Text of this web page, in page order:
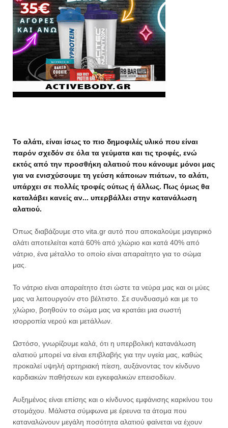
Το αλάτι, είναι ίσως το πιο δημοφιλές υλικό που είναι
παρόν σχεδόν σε όλα τα γεύματα και τις τροφές, ενώ
εκτός από την προσθήκη αλατιού που κάνουμε μόνοι μας
για να ενισχύσουμε τη γεύση κάποιων πιάτων, το αλάτι,
υπάρχει σε πολλές τροφές ούτως ή άλλως. Πως όμως θα
καταλάβει κανείς αν... υπερβάλλει στην κατανάλωση
αλατιού.
Όπως διαβάζουμε στo vita.gr αυτό που αποκαλούμε μαγειρικό
αλάτι αποτελείται κατά 60% από χλώριο και κατά 40% από
νάτριο, ένα μέταλλο το οποίο είναι απαραίτητο για το σώμα
μας.
Το νάτριο είναι απαραίτητο έτσι ώστε τα νεύρα μας και οι μύες
μας να λειτουργούν στο βέλτιστο. Σε συνδυασμό και με το
χλώριο, βοηθούν το σώμα μας να κρατάει μια σωστή
ισορροπία νερού και μετάλλων.
Ωστόσο, γνωρίζουμε καλά, ότι η υπερβολική κατανάλωση
αλατιού μπορεί να είναι επιβλαβής για την υγεία μας, καθώς
προκαλεί υψηλή αρτηριακή πίεση, αυξάνοντας τον κίνδυνο
καρδιακών παθήσεων και εγκεφαλικών επεισοδίων.
Αυξημένος είναι επίσης και ο κίνδυνος εμφάνισης καρκίνου του
στομάχου. Μάλιστα σύμφωνα με έρευνα τα άτομα που
καταναλώνουν μεγάλη ποσότητα αλατιού φαίνεται να έχουν